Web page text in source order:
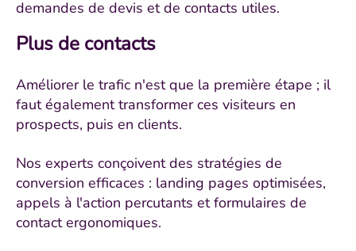
demandes de devis et de contacts utiles.
Plus de contacts
Améliorer le trafic n'est que la première étape ; il
faut également transformer ces visiteurs en
prospects, puis en clients.
Nos experts conçoivent des stratégies de
conversion efficaces : landing pages optimisées,
appels à l'action percutants et formulaires de
contact ergonomiques.